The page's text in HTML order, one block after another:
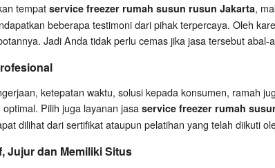
tempat service freezer rumah susun rusun Jakarta,
beberapa testimoni dari pihak terpercaya. Oleh
Jadi Anda tidak perlu cemas jika jasa tersebut abal-
ketepatan waktu, solusi kepada konsumen, ramah
Pilih juga layanan jasaservice freezer rumah
dilihat dari sertifikat ataupun pelatihan yang telah diikuti
Jujur dan Memiliki Situs